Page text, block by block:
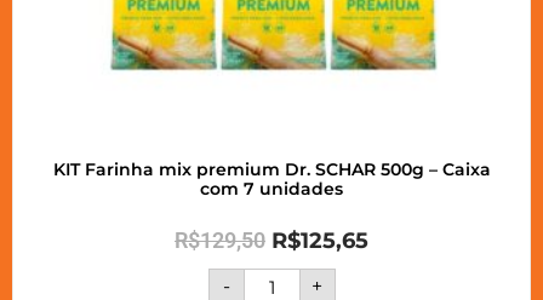
KIT Farinha mix premium Dr. SCHAR 500g – Caixa
com 7 unidades
R$129,50 R$125,65
- +